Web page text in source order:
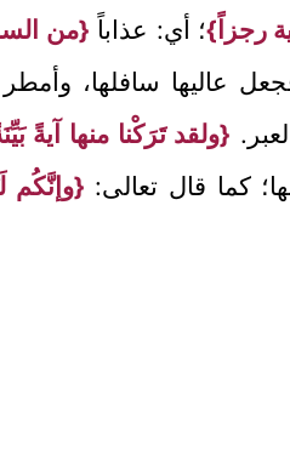
رجزاً}؛ أي: عذاباً {من
عاليها سافلها،
{ولقد تَرَكْنا منها آيةً
كما قال تعالى: {وإنَّكُم